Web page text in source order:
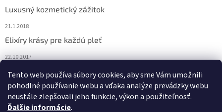
Tento web používa súbory cookies, aby sme Vám umožnili
pohodlné používanie webu a vďaka analýze prevádzky webu
neustále zlepšovali jeho funkcie, výkon a použiteľnosť.
Ďalšie informácie.
Luxusný kozmetický zážitok
21.1.2018
Elixíry krásy pre každú pleť
22.10.2017
Spoznajte prírodnú kozmetiku Sante
10.10.2017